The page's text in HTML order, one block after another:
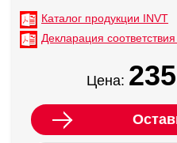
Каталог продукции INVT
Декларация
Цена: